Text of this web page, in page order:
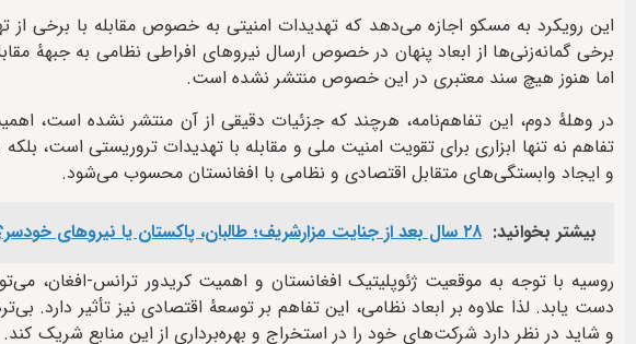
این رویکرد به مسکو اجازه می‌دهد که تهدیدات امنیتی به خصوص مقابله با برخی از
برخی گمانه‌زنی‌ها از ابعاد پنهان در خصوص ارسال نیروهای افراطی نظامی به جبههٔ
اما هنوز هیچ سند معتبری در این خصوص منتشر نشده است.
در وهلهٔ دوم، این تفاهم‌نامه، هرچند که جزئیات دقیقی از آن منتشر نشده است،
تفاهم نه تنها ابزاری برای تقویت امنیت ملی و مقابله با تهدیدات تروریستی است،
و ایجاد وابستگی‌های متقابل اقتصادی و نظامی با افغانستان محسوب می‌شود.
بیشتر بخوانید: ۲۸ سال بعد از جنایت مزارشریف؛ طالبان، پاکستان یا نیروهای خودسر؟
روسیه با توجه به موقعیت ژئوپلیتیک افغانستان و اهمیت کریدور ترانس-افغان،
دست یابد. لذا علاوه بر ابعاد نظامی، این تفاهم بر توسعهٔ اقتصادی نیز تأثیر دارد.
و شاید در نظر دارد شرکت‌های خود را در استخراج و بهره‌برداری از این منابع شریک